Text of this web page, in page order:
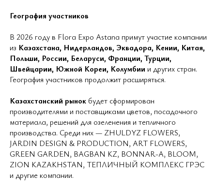
География участников
В 2026 году в Flora Expo Astana примут участие компании
из Казахстана, Нидерландов, Эквадора, Кении, Китая,
Польши, России, Беларуси, Франции, Турции,
Швейцарии, Южной Кореи, Колумбии и других стран.
География участников продолжит расширяться.
Казахстанский рынок будет сформирован
производителями и поставщиками цветов, посадочного
материала, решений для озеленения и тепличного
производства. Среди них — ZHULDYZ FLOWERS,
JARDIN DESIGN & PRODUCTION, ART FLOWERS,
GREEN GARDEN, BAGBAN KZ, BONNAR-A, BLOOM,
ZION KAZAKHSTAN, ТЕПЛИЧНЫЙ КОМПЛЕКС ГРЭС
и другие компании.